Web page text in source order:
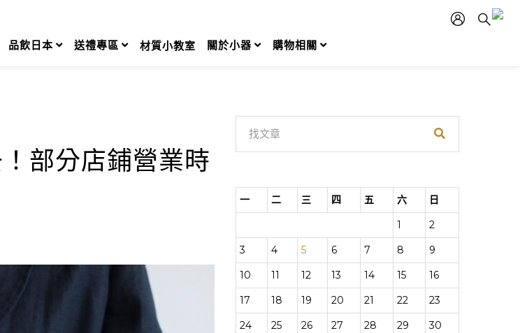
品飲日本 送禮專區 材質小教室 關於小器 購物相關
！部分店鋪營業時
一 二 三 四 五 六
日
1
2
3
4 5 6 7 8
9
10
11 12 13 14 15
16
17
18 19 20 21 22
23
24
25 26 27 28 29
30